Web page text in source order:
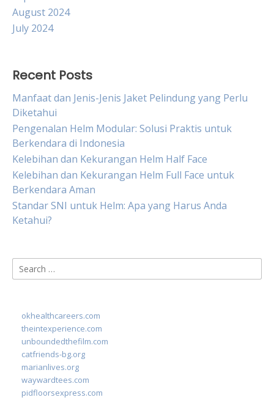
August 2024
July 2024
Recent Posts
Manfaat dan Jenis-Jenis Jaket Pelindung yang Perlu
Diketahui
Pengenalan Helm Modular: Solusi Praktis untuk
Berkendara di Indonesia
Kelebihan dan Kekurangan Helm Half Face
Kelebihan dan Kekurangan Helm Full Face untuk
Berkendara Aman
Standar SNI untuk Helm: Apa yang Harus Anda
Ketahui?
Search
for:
okhealthcareers.com
theintexperience.com
unboundedthefilm.com
catfriends-bg.org
marianlives.org
waywardtees.com
pidfloorsexpress.com